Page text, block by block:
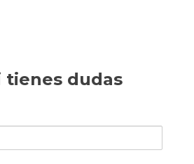
tienes dudas